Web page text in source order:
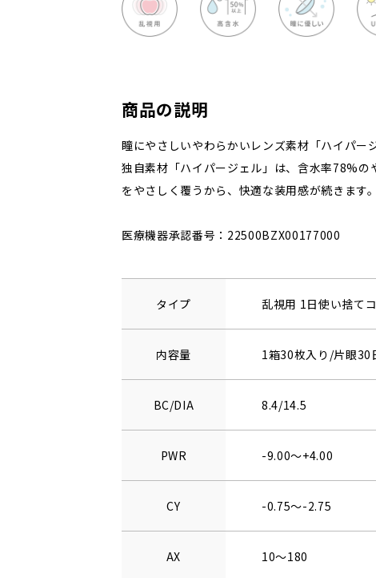
商品の説明
瞳にやさしいやわらかいレンズ素材「ハイパー
独自素材「ハイパージェル」は、含水率78%の
をやさしく覆うから、快適な装用感が続きます。
医療機器承認番号：22500BZX00177000
タイプ 乱視用 1日使い捨て
内容量 1箱30枚入り/片眼30
BC/DIA 8.4/14.5
PWR -9.00～+4.00
CY -0.75～-2.75
AX 10～180